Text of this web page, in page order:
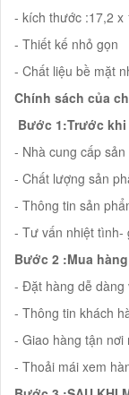
- kích thước :17,2 x
- Thiết kế nhỏ gọn
- Chất liệu bề mặt
Chính sách của
Bước 1:Trước khi
- Nhà cung cấp
- Chất lượng sản
- Thông tin sản
- Tư vấn nhiệt tình-
Bước 2 :Mua hàng
- Đặt hàng dễ dàng
- Thông tin khách
- Giao hàng tận nơi
- Thoải mái xem